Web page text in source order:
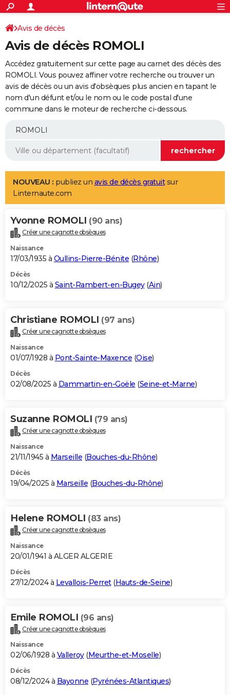
ACTUALITÉS
Politique
Société
Faits Divers
Education
Monde
Villes
+
SPORT
Coupe du monde 2026
Football
Tennis
Cyclisme
Rugby
Forum
Programme TV
TNT
Streaming
Cinéma
Sorties cinéma
Musique
+
FINANCE
Retraite
Epargne
Immobilier
Risques naturels par ville
Banque
Assurance
AUTO
Essais
Réserver un essai
Citadines
Berlines
SUV
Forum auto
+
Mobiles
Meilleur smartphone
Internet
Ordinateurs
Jeux vidéo
Guide high-tech
Aménagement intérieur
LIFESTYLE
Art de vivre
Bien-être
Loisirs
Mode
Modes de vie
Alimentation
Guide de la santé
Maladies
Médicaments
Sommeil
VOYAGE
Destinations
City break
Voyage nature
Voyage de noces
Forum
Climat
+PHOTO
GUIDES D'ACHAT
BONS PLANS
Carte de Noël
Carte Bonne année
Carte Saint-Valentin
Carte Pâques
Carte d'anniversaire
DICTIONNAIRE
Dictionnaire
Biographies
Citations
Expressions
Proverbes
PROGRAMME TV
S'inscrire
Se connecter
Lycées
Collèges
Primaires
Universités
Entreprises
Service militaire
Avis de recherche
AVIS DE DÉCÈS
Bricolage
Lifestyle
Culture
Sport
Auto
Television
Voyage
Cinema
Avis de décès
Avis de décès ROMOLI
Accédez gratuitement sur cette page au carnet des décès des
ROMOLI. Vous pouvez affiner votre recherche ou trouver un
avis de décès ou un avis d'obsèques plus ancien en tapant le
nom d'un défunt et/ou le nom ou le code postal d'une
commune dans le moteur de recherche ci-dessous.
NOUVEAU : publiez un avis de décès gratuitsur
Linternaute.com
Yvonne ROMOLI (90 ans)
Créer une cagnotte obsèques
Naissance
17/03/1935 à Oullins-Pierre-Bénite (Rhône)
Décès
10/12/2025 à Saint-Rambert-en-Bugey(Ain)
Christiane ROMOLI (97 ans)
Créer une cagnotte obsèques
Naissance
01/07/1928 à Pont-Sainte-Maxence (Oise)
Décès
02/08/2025 à Dammartin-en-Goële (Seine-et-Marne)
Suzanne ROMOLI (79 ans)
Créer une cagnotte obsèques
Naissance
21/11/1945 à Marseille (Bouches-du-Rhône)
Décès
19/04/2025 à Marseille (Bouches-du-Rhône)
Helene ROMOLI (83 ans)
Créer une cagnotte obsèques
Naissance
20/01/1941 à ALGER ALGERIE
Décès
27/12/2024 à Levallois-Perret(Hauts-de-Seine)
Emile ROMOLI (96 ans)
Créer une cagnotte obsèques
Naissance
02/06/1928 à Valleroy(Meurthe-et-Moselle)
Décès
08/12/2024 à Bayonne (Pyrénées-Atlantiques)